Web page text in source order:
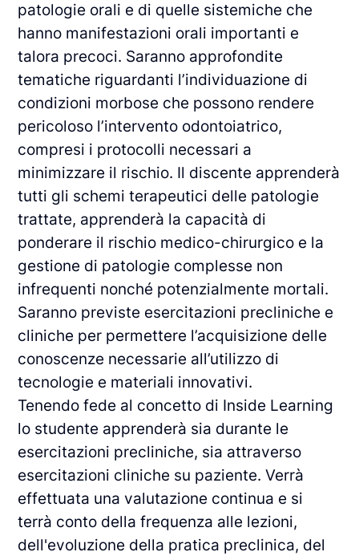
patologie orali e di quelle sistemiche che
hanno manifestazioni orali importanti e
talora precoci. Saranno approfondite
tematiche riguardanti l’individuazione di
condizioni morbose che possono rendere
pericoloso l’intervento odontoiatrico,
compresi i protocolli necessari a
minimizzare il rischio. Il discente apprenderà
tutti gli schemi terapeutici delle patologie
trattate, apprenderà la capacità di
ponderare il rischio medico-chirurgico e la
gestione di patologie complesse non
infrequenti nonché potenzialmente mortali.
Saranno previste esercitazioni precliniche e
cliniche per permettere l’acquisizione delle
conoscenze necessarie all’utilizzo di
tecnologie e materiali innovativi.
Tenendo fede al concetto di Inside Learning
lo studente apprenderà sia durante le
esercitazioni precliniche, sia attraverso
esercitazioni cliniche su paziente. Verrà
effettuata una valutazione continua e si
terrà conto della frequenza alle lezioni,
dell'evoluzione della pratica preclinica, del